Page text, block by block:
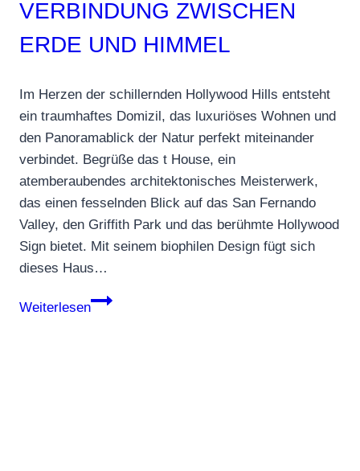
VERBINDUNG ZWISCHEN
ERDE UND HIMMEL
Im Herzen der schillernden Hollywood Hills entsteht
ein traumhaftes Domizil, das luxuriöses Wohnen und
den Panoramablick der Natur perfekt miteinander
verbindet. Begrüße das t House, ein
atemberaubendes architektonisches Meisterwerk,
das einen fesselnden Blick auf das San Fernando
Valley, den Griffith Park und das berühmte Hollywood
Sign bietet. Mit seinem biophilen Design fügt sich
dieses Haus…
Weiterlesen
t